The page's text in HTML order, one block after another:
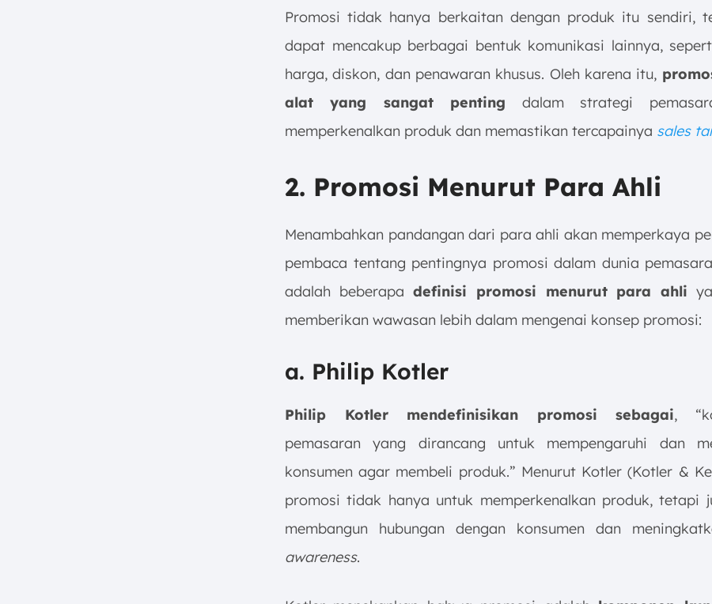
Promosi tidak hanya berkaitan dengan produk itu sendiri,
dapat mencakup berbagai bentuk komunikasi lainnya,
harga, diskon, dan penawaran khusus. Oleh karena itu,
alat yang sangat penting dalam strategi
memperkenalkan produk dan memastikan tercapainya sales
2. Promosi Menurut Para Ahli
Menambahkan pandangan dari para ahli akan memperkaya
pembaca tentang pentingnya promosi dalam dunia
adalah beberapa definisi promosi menurut para ahli
memberikan wawasan lebih dalam mengenai konsep promosi:
a. Philip Kotler
Philip Kotler mendefinisikan promosi sebagai,
pemasaran yang dirancang untuk mempengaruhi dan
konsumen agar membeli produk.” Menurut Kotler (Kotler &
promosi tidak hanya untuk memperkenalkan produk, tetapi
membangun hubungan dengan konsumen dan
awareness.